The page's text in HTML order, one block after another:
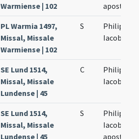
Warmiense | 102
PL Warmia 1497,
Missal, Missale
Warmiense | 102
S
Philippi et
Iacobi
SE Lund 1514,
Missal, Missale
Lundense | 45
C
Philippi et
Iacobi
SE Lund 1514,
Missal, Missale
Lundense | 45
S
Philippi et
Iacobi